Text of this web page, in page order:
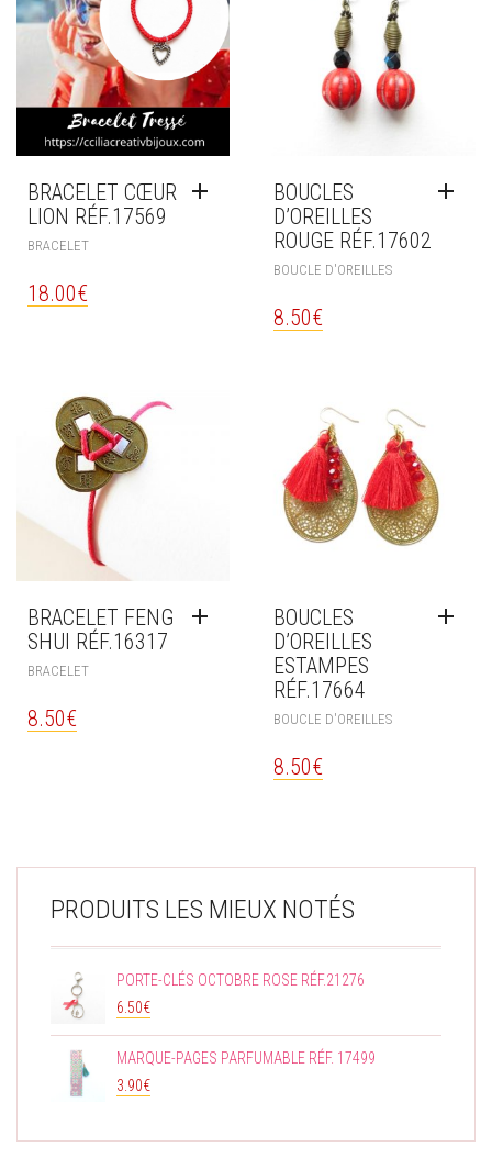
BRACELET CŒUR
LION RÉF.17569
BRACELET
18.00€
BOUCLES
D’OREILLES
ROUGE RÉF.17602
BOUCLE D'OREILLES
8.50€
BRACELET FENG
SHUI RÉF.16317
BRACELET
8.50€
BOUCLES
D’OREILLES
ESTAMPES
RÉF.17664
BOUCLE D'OREILLES
8.50€
PRODUITS LES MIEUX NOTÉS
PORTE-CLÉS OCTOBRE ROSE RÉF.21276
6.50€
MARQUE-PAGES PARFUMABLE RÉF. 17499
3.90€